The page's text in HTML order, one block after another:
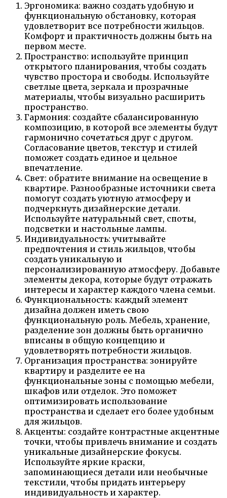
Эргономика: важно создать удобную и
функциональную обстановку, которая
удовлетворит все потребности жильцов.
Комфорт и практичность должны быть на
первом месте.
Пространство: используйте принцип
открытого планирования, чтобы создать
чувство простора и свободы. Используйте
светлые цвета, зеркала и прозрачные
материалы, чтобы визуально расширить
пространство.
Гармония: создайте сбалансированную
композицию, в которой все элементы будут
гармонично сочетаться друг с другом.
Согласование цветов, текстур и стилей
поможет создать единое и цельное
впечатление.
Свет: обратите внимание на освещение в
квартире. Разнообразные источники света
помогут создать уютную атмосферу и
подчеркнуть дизайнерские детали.
Используйте натуральный свет, споты,
подсветки и настольные лампы.
Индивидуальность: учитывайте
предпочтения и стиль жильцов, чтобы
создать уникальную и
персонализированную атмосферу. Добавьте
элементы декора, которые будут отражать
интересы и характер каждого члена семьи.
Функциональность: каждый элемент
дизайна должен иметь свою
функциональную роль. Мебель, хранение,
разделение зон должны быть органично
вписаны в общую концепцию и
удовлетворять потребности жильцов.
Организация пространства: зонируйте
квартиру и разделите ее на
функциональные зоны с помощью мебели,
шкафов или отделок. Это поможет
оптимизировать использование
пространства и сделает его более удобным
для жильцов.
Акценты: создайте контрастные акцентные
точки, чтобы привлечь внимание и создать
уникальные дизайнерские фокусы.
Используйте яркие краски,
запоминающиеся детали или необычные
текстили, чтобы придать интерьеру
индивидуальность и характер.